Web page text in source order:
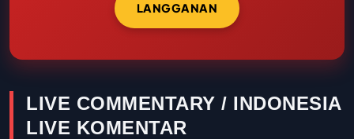
LANGGANAN
LIVE COMMENTARY / INDONESIA
LIVE KOMENTAR